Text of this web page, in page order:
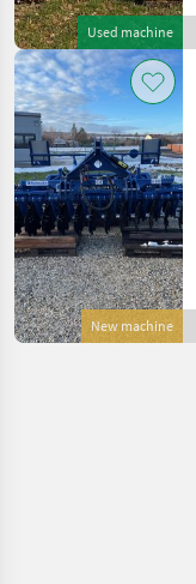
Used machine
New machine